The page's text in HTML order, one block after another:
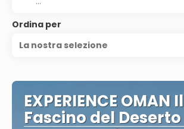
Ordina per
La nostra selezione
EXPERIENCE OMAN Il
Fascino del Deserto